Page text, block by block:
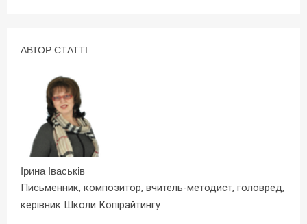
АВТОР СТАТТІ
Ірина Іваськів
Письменник, композитор, вчитель-методист, головред,
керівник Школи Копірайтингу